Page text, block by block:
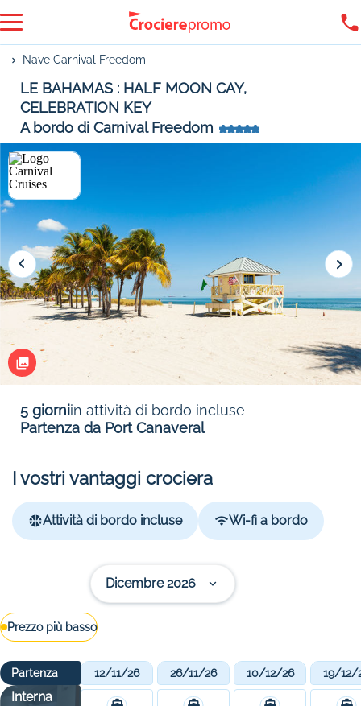
Nave Carnival Freedom
5 giorniin attività di bordo incluse
Partenza da Port Canaveral
LE BAHAMAS : HALF MOON CAY,
CELEBRATION KEY
A bordo di Carnival Freedom
I vostri vantaggi crociera
Attività di bordo incluse Wi-fi a bordo
Prezzo più basso
Dicembre 2026
Partenza
Interna
12/11/26 26/11/26 10/12/26 19/12/